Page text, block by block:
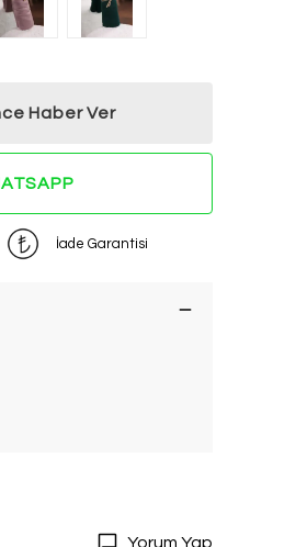
Haber Ver
İade Garantisi
Yorum Yap